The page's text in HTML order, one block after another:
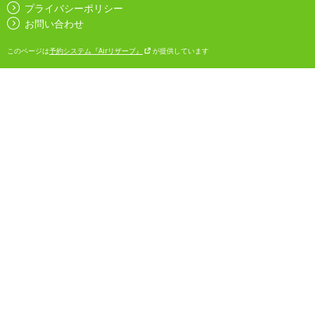
プライバシーポリシー
お問い合わせ
このページは予約システム『Airリザーブ』 が提供しています